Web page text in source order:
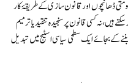
ڈھانچوں اور قانون سازی کے طریقۂ کار
ہیں، نہ کسی قانون پر سنجیدہ تنقید یا ترمیم
کے بجائے ایک سطحی سیاسی اسٹیج میں تبدیل